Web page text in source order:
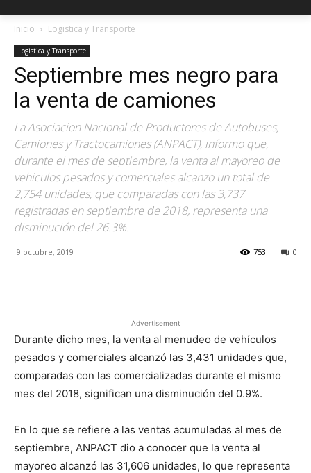
Inicio Logistica y Transporte
Logistica y Transporte
Septiembre mes negro para
la venta de camiones
La Asociacion Nacional de Productores de Autobuses,
Camiones y Tractocamiones (ANPACT), informo que,
durante el mes de septiembre, la venta al mayoreo de
vehiculos pesados y comerciales alcanzo un total de
2,754 unidades, que comparadas con las 3,737
registradas en septiembre de 2018, representa una
disminución del 26.3%.
9 octubre, 2019 0
753
Advertisement
Durante dicho mes, la venta al menudeo de vehículos
pesados y comerciales alcanzó las 3,431 unidades que,
comparadas con las comercializadas durante el mismo
mes del 2018, significan una disminución del 0.9%.
En lo que se refiere a las ventas acumuladas al mes de
septiembre, ANPACT dio a conocer que la venta al
mayoreo alcanzó las 31,606 unidades, lo que representa